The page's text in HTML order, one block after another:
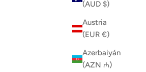
(AUD $)
Austria
(EUR €)
Azerbaiyán
(AZN ₼)